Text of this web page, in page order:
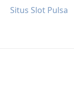
Situs Slot Pulsa